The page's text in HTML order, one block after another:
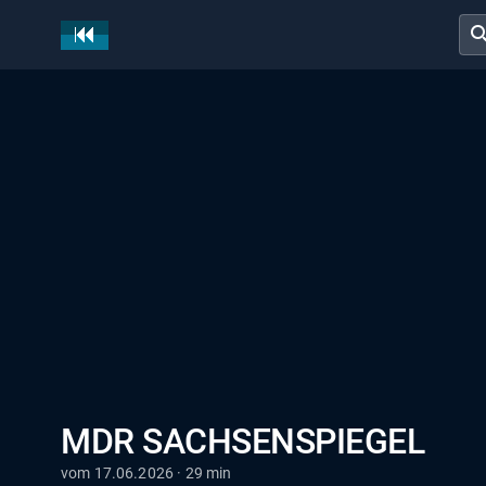
MDR SACHSENSPIEGEL
vom 17.06.2026 · 29 min